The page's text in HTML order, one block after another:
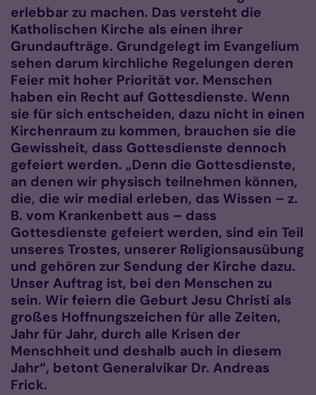
erlebbar zu machen. Das versteht die
Katholischen Kirche als einen ihrer
Grundaufträge. Grundgelegt im Evangelium
sehen darum kirchliche Regelungen deren
Feier mit hoher Priorität vor. Menschen
haben ein Recht auf Gottesdienste. Wenn
sie für sich entscheiden, dazu nicht in einen
Kirchenraum zu kommen, brauchen sie die
Gewissheit, dass Gottesdienste dennoch
gefeiert werden. „Denn die Gottesdienste,
an denen wir physisch teilnehmen können,
die, die wir medial erleben, das Wissen – z.
B. vom Krankenbett aus – dass
Gottesdienste gefeiert werden, sind ein Teil
unseres Trostes, unserer Religionsausübung
und gehören zur Sendung der Kirche dazu.
Unser Auftrag ist, bei den Menschen zu
sein. Wir feiern die Geburt Jesu Christi als
großes Hoffnungszeichen für alle Zeiten,
Jahr für Jahr, durch alle Krisen der
Menschheit und deshalb auch in diesem
Jahr“, betont Generalvikar Dr. Andreas
Frick.